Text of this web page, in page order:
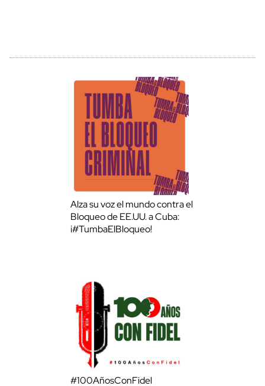
Alza su voz el mundo contra el
Bloqueo de EE.UU. a Cuba:
¡#TumbaElBloqueo!
#100AñosConFidel